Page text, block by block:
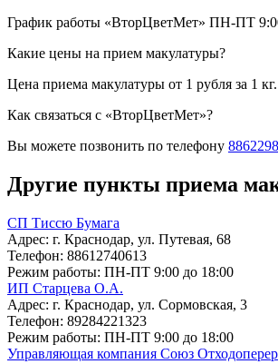
График работы «ВторЦветМет» ПН-ПТ
Какие цены на прием макулатуры?
Цена приема макулатуры от 1 рубля за 1
Как связаться с «ВторЦветМет»?
Вы можете позвонить по телефону
Другие пункты приема
СП Тиссю Бумага
Адрес: г. Краснодар, ул. Путевая, 68
Телефон: 88612740613
Режим работы: ПН-ПТ 9:00 до 18:00
ИП Старцева О.А.
Адрес: г. Краснодар, ул. Сормовская, 3
Телефон: 89284221323
Режим работы: ПН-ПТ 9:00 до 18:00
Управляющая компания Союз